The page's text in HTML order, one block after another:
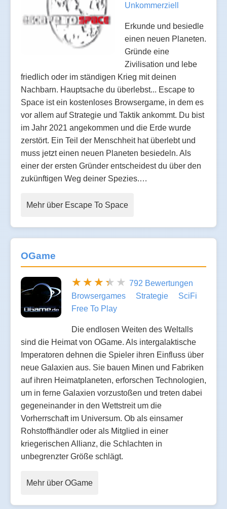
Unkommerziell
Erkunde und besiedle
einen neuen Planeten.
Gründe eine
Zivilisation und lebe
friedlich oder im ständigen Krieg mit deinen
Nachbarn. Hauptsache du überlebst... Escape to
Space ist ein kostenloses Browsergame, in dem es
vor allem auf Strategie und Taktik ankommt. Du bist
im Jahr 2021 angekommen und die Erde wurde
zerstört. Ein Teil der Menschheit hat überlebt und
muss jetzt einen neuen Planeten besiedeln. Als
einer der ersten Gründer entscheidest du über den
zukünftigen Weg deiner Spezies.…
Mehr über Escape To Space
OGame
792 Bewertungen
Browsergames
Strategie
SciFi
Free To Play
Die endlosen Weiten des Weltalls
sind die Heimat von OGame. Als intergalaktische
Imperatoren dehnen die Spieler ihren Einfluss über
neue Galaxien aus. Sie bauen Minen und Fabriken
auf ihren Heimatplaneten, erforschen Technologien,
um in ferne Galaxien vorzustoßen und treten dabei
gegeneinander in den Wettstreit um die
Vorherrschaft im Universum. Ob als einsamer
Rohstoffhändler oder als Mitglied in einer
kriegerischen Allianz, die Schlachten in
unbegrenzter Größe schlägt.
Mehr über OGame